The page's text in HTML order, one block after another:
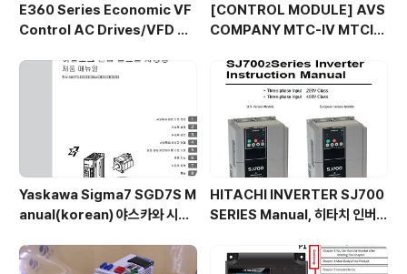
E360 Series Economic VF
Control AC Drives/VFD 컨
[CONTROL MODULE] AVS
COMPANY MTC-IV MTCIV
Yaskawa Sigma7 SGD7S M
anual(korean) 야스카와 시그
HITACHI INVERTER SJ700
SERIES Manual, 히타치 인버터